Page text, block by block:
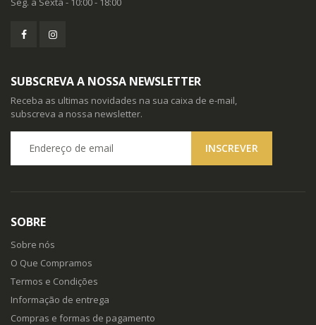
SUBSCREVA A NOSSA NEWSLETTER
Receba as ultimas novidades na sua caixa de e-mail,
subscreva a nossa newsletter.
SOBRE
Sobre nós
O Que Compramos
Termos e Condições
Informação de entrega
Compras e formas de pagamento